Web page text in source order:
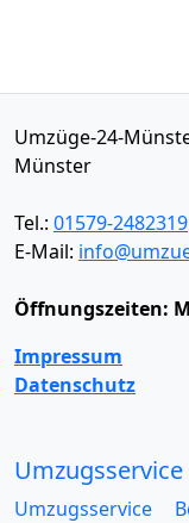
Umzüge-24-
Münster
Tel.: 01579-2482319
E-Mail:
Öffnungszeiten:
Impressum
Datenschutz
Umzugsservice
Umzugsservice